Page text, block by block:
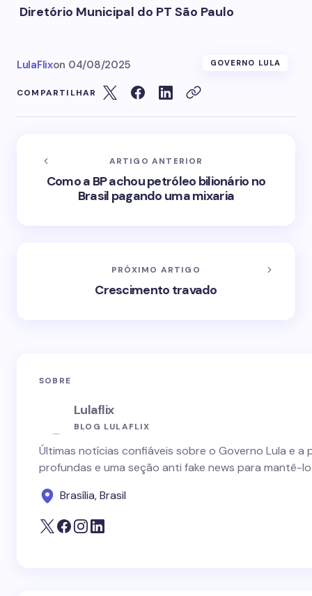
Diretório Municipal do PT São Paulo
LulaFlixon 04/08/2025 GOVERNO LULA
COMPARTILHAR
ARTIGO ANTERIOR
Como a BP achou petróleo bilionário no
Brasil pagando uma mixaria
PRÓXIMO ARTIGO
Crescimento travado
SOBRE
Lulaflix
BLOG LULAFLIX
Últimas notícias confiáveis sobre o Governo Lula e
profundas e uma seção anti fake news para mantê-
Brasília, Brasil